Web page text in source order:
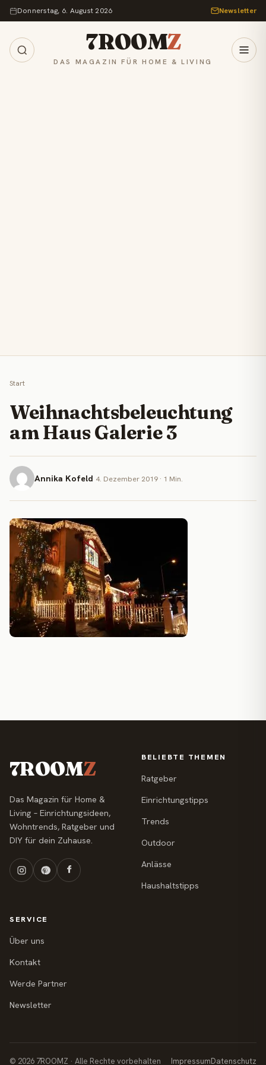
Zum Inhalt springen
Donnerstag, 6. August 2026 Newsletter
7ROOMZ
DAS MAGAZIN FÜR HOME & LIVING
Start
Weihnachtsbeleuchtung
am Haus Galerie 3
Annika Kofeld 4. Dezember 2019 · 1 Min.
7ROOMZ
Das Magazin für Home &
Living – Einrichtungsideen,
Wohntrends, Ratgeber und
DIY für dein Zuhause.
BELIEBTE THEMEN
Ratgeber
Einrichtungstipps
Trends
Outdoor
Anlässe
Haushaltstipps
SERVICE
Über uns
Kontakt
Werde Partner
Newsletter
© 2026 7ROOMZ · Alle Rechte vorbehalten ImpressumDatenschutz